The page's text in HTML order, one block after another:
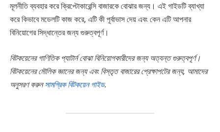
মূলনীতি ব্যবহার করে ক্রিপ্টোকারেন্সি বাজারকে বোঝার জন্য। এই গাইডটি ব্যাখ্যা
করে কিভাবে মডেলটি কাজ করে, এটি কী পূর্বাভাস দেয় এবং কেন এটি আপনার
বিনিয়োগের সিদ্ধান্তের জন্য গুরুত্বপূর্ণ।
বিটকয়েনের গাণিতিক প্যাটার্ন বোঝা বিনিয়োগকারীদের জন্য অত্যন্ত গুরুত্বপূর্ণ।
বিটকয়েনের মৌলিক জ্ঞানের জন্য এবং বিস্তৃত বাজারের প্রেক্ষাপটের জন্য, আমাদের
অনুসরণ করুনসামগ্রিক বিটকয়েন গাইড.